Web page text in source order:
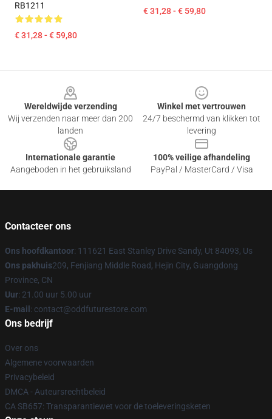
RB1211
€ 31,28 - € 59,80
€ 31,28 - € 59,80
Wereldwijde verzending
Wij verzenden naar meer dan 200
landen
Winkel met vertrouwen
24/7 beschermd van klikken tot
levering
Internationale garantie
Aangeboden in het gebruiksland
100% veilige afhandeling
PayPal / MasterCard / Visa
Contacteer ons
Ons hoofdkantoor: 111621 East Stanley Drive Sandy, Ut 84093, Us
Ons pakhuis209, Fenjiang Middle Road, Hejin City, Guangdong
Province, CN
Uur: 21.00 uur 5.00 uur
E-mail : contact@oddfuturestore.com
Ons bedrijf
Over ons
Algemene voorwaarden
Privacybeleid
DMCA - Auteursrechtbeleid
CA SB657: Transparantiewet voor de toeleveringsketen